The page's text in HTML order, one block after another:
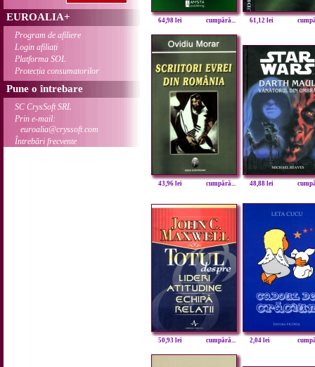
EUROALIA+
Program de afiliere
Login afiliați
Platforma SOL
Protecția consumatorilor
Pune o întrebare
SC CrysSoft SRL
Prin e-mail:
euroalia@cryssoft.com
Întrebări frecvente
64,98 lei cumpără... 61,12 lei
43,96 lei cumpără... 48,88 lei
50,93 lei cumpără... 2,04 lei